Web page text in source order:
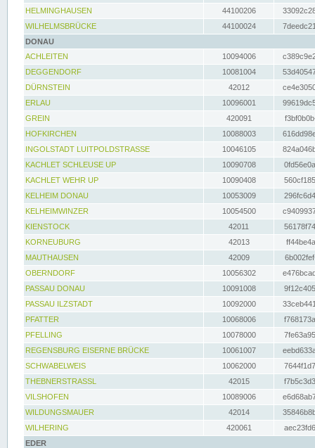
HELMINGHAUSEN
44100206
WILHELMSBRÜCKE
44100024
DONAU
ACHLEITEN
10094006
DEGGENDORF
10081004
DÜRNSTEIN
42012
ERLAU
10096001
GREIN
420091
HOFKIRCHEN
10088003
INGOLSTADT LUITPOLDSTRASSE
10046105
KACHLET SCHLEUSE UP
10090708
KACHLET WEHR UP
10090408
KELHEIM DONAU
10053009
KELHEIMWINZER
10054500
KIENSTOCK
42011
KORNEUBURG
42013
MAUTHAUSEN
42009
OBERNDORF
10056302
PASSAU DONAU
10091008
PASSAU ILZSTADT
10092000
PFATTER
10068006
PFELLING
10078000
REGENSBURG EISERNE BRÜCKE
10061007
SCHWABELWEIS
10062000
THEBNERSTRASSL
42015
VILSHOFEN
10089006
WILDUNGSMAUER
42014
WILHERING
420061
EDER